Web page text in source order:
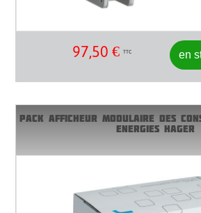
97,50 € TTC en
PACK AFFICHEUR MODULAIRE DES
ENERGIES HAGER